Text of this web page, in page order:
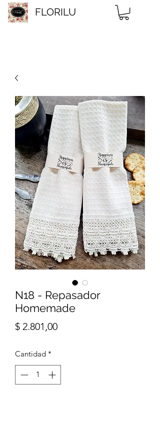
FLORILU
N18 - Repasador
Homemade
$ 2.801,00Precio
Cantidad *